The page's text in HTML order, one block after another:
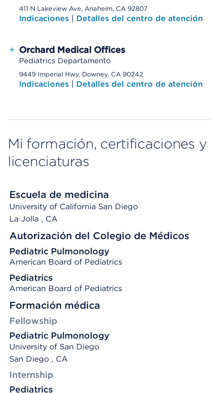
411 N Lakeview Ave, Anaheim, CA 92807
Indicaciones | Detalles del centro de atención
+ Orchard Medical Offices
Pediatrics Departamento
9449 Imperial Hwy, Downey, CA 90242
Indicaciones | Detalles del centro de atención
Mi formación, certificaciones y
licenciaturas
Escuela de medicina
University of California San Diego
La Jolla , CA
Autorización del Colegio de Médicos
Pediatric Pulmonology
American Board of Pediatrics
Pediatrics
American Board of Pediatrics
Formación médica
Fellowship
Pediatric Pulmonology
University of San Diego
San Diego , CA
Internship
Pediatrics